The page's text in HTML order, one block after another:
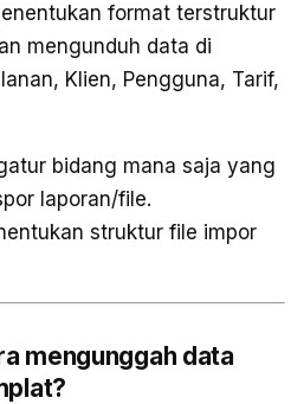
format terstruktur
mengunduh data di
Klien, Pengguna, Tarif,
bidang mana saja yang
laporan/file.
struktur file impor
mengunggah data